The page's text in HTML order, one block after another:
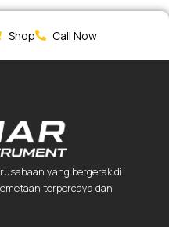
Shop Call Now
yang bergerak di
terpercaya dan